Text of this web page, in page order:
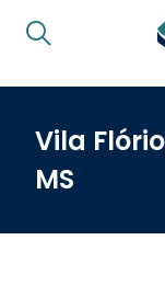
Vila
MS